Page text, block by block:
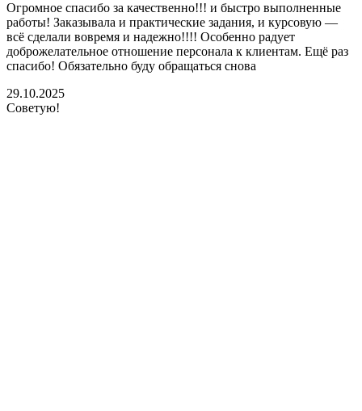
Огромное спасибо за качественно!!! и быстро выполненные
работы! Заказывала и практические задания, и курсовую —
всё сделали вовремя и надежно!!!! Особенно радует
доброжелательное отношение персонала к клиентам. Ещё раз
спасибо! Обязательно буду обращаться снова
29.10.2025
Советую!